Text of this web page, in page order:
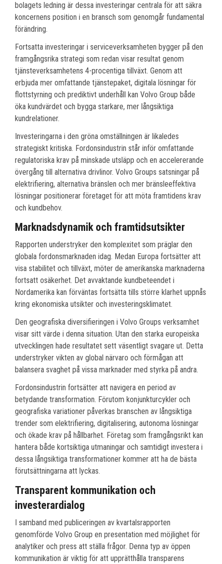
bolagets ledning är dessa investeringar centrala för att säkra
koncernens position i en bransch som genomgår fundamental
förändring.
Fortsatta investeringar i serviceverksamheten bygger på den
framgångsrika strategi som redan visar resultat genom
tjänsteverksamhetens 4-procentiga tillväxt. Genom att
erbjuda mer omfattande tjänstepaket, digitala lösningar för
flottstyrning och prediktivt underhåll kan Volvo Group både
öka kundvärdet och bygga starkare, mer långsiktiga
kundrelationer.
Investeringarna i den gröna omställningen är likaledes
strategiskt kritiska. Fordonsindustrin står inför omfattande
regulatoriska krav på minskade utsläpp och en accelererande
övergång till alternativa drivlinor. Volvo Groups satsningar på
elektrifiering, alternativa bränslen och mer bränsleeffektiva
lösningar positionerar företaget för att möta framtidens krav
och kundbehov.
Marknadsdynamik och framtidsutsikter
Rapporten understryker den komplexitet som präglar den
globala fordonsmarknaden idag. Medan Europa fortsätter att
visa stabilitet och tillväxt, möter de amerikanska marknaderna
fortsatt osäkerhet. Det avvaktande kundbeteendet i
Nordamerika kan förväntas fortsätta tills större klarhet uppnås
kring ekonomiska utsikter och investeringsklimatet.
Den geografiska diversifieringen i Volvo Groups verksamhet
visar sitt värde i denna situation. Utan den starka europeiska
utvecklingen hade resultatet sett väsentligt svagare ut. Detta
understryker vikten av global närvaro och förmågan att
balansera svaghet på vissa marknader med styrka på andra.
Fordonsindustrin fortsätter att navigera en period av
betydande transformation. Förutom konjunkturcykler och
geografiska variationer påverkas branschen av långsiktiga
trender som elektrifiering, digitalisering, autonoma lösningar
och ökade krav på hållbarhet. Företag som framgångsrikt kan
hantera både kortsiktiga utmaningar och samtidigt investera i
dessa långsiktiga transformationer kommer att ha de bästa
förutsättningarna att lyckas.
Transparent kommunikation och
investerardialog
I samband med publiceringen av kvartalsrapporten
genomförde Volvo Group en presentation med möjlighet för
analytiker och press att ställa frågor. Denna typ av öppen
kommunikation är viktig för att upprätthålla transparens